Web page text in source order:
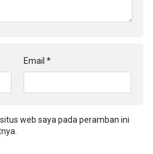
Email *
web saya pada peramban ini